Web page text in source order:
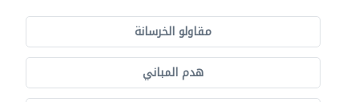
مقاولو الخرسانة
هدم المباني